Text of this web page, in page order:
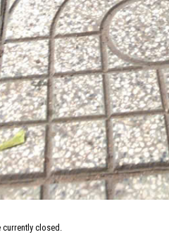
currently closed.